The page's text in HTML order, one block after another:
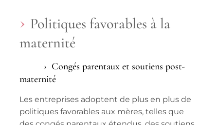
Politiques favorables à la
maternité
Congés parentaux et soutiens post-
maternité
Les entreprises adoptent de plus en plus de
politiques favorables aux mères, telles que